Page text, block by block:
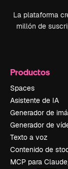
La plataforma
millón de
Productos
Spaces
Asistente de IA
Generador de
Generador de
Texto a voz
Contenido de
MCP para